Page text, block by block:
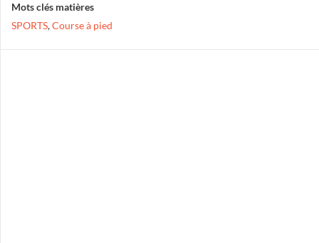
Mots clés matières
SPORTS,Course à pied